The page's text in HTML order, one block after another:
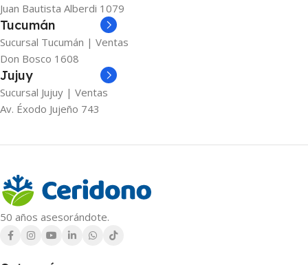
Juan Bautista Alberdi 1079
Tucumán
Sucursal Tucumán | Ventas
Don Bosco 1608
Jujuy
Sucursal Jujuy | Ventas
Av. Éxodo Jujeño 743
50 años asesorándote.